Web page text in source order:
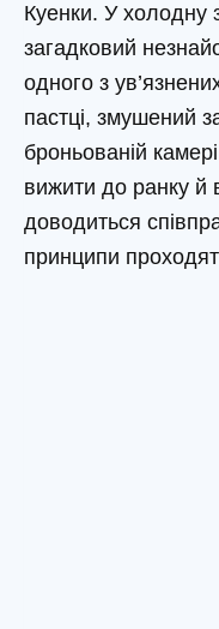
Куенки. У холодну
загадковий
одного з
пастці, змушений
броньованій
вижити до ранку й
доводиться
принципи